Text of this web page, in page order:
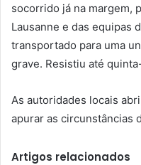
socorrido já na margem,
Lausanne e das equipas
transportado para uma
grave. Resistiu até
As autoridades locais
apurar as circunstâncias
Artigos relacionados